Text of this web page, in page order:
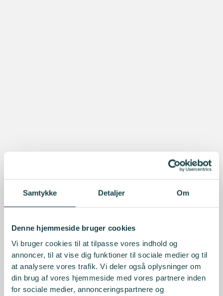
Samtykke Detaljer Om
Denne hjemmeside bruger cookies
Vi bruger cookies til at tilpasse vores indhold og
annoncer, til at vise dig funktioner til sociale medier og til
at analysere vores trafik. Vi deler også oplysninger om
din brug af vores hjemmeside med vores partnere inden
for sociale medier, annonceringspartnere og